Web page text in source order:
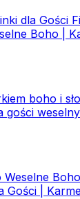
dla Gości
Boho |
boho i
gości
Weselne
Gości |